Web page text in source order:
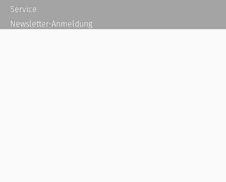
Service
Newsletter-Anmeldung